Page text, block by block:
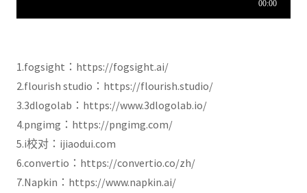
1.fogsight：https://fogsight.ai/
2.flourish studio：https://flourish.studio/
3.3dlogolab：https://www.3dlogolab.io/
4.pngimg：https://pngimg.com/
5.i校对：ijiaodui.com
6.convertio：https://convertio.co/zh/
7.Napkin：https://www.napkin.ai/